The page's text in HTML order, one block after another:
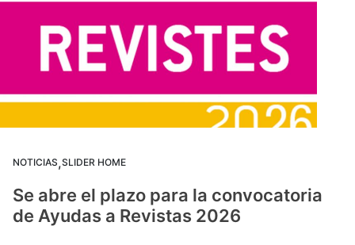
NOTICIAS,SLIDER HOME
Se abre el plazo para la convocatoria
de Ayudas a Revistas 2026